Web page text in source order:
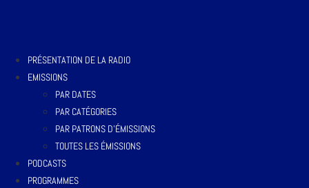
PRÉSENTATION DE LA RADIO
EMISSIONS
PAR DATES
PAR CATÉGORIES
PAR PATRONS D’ÉMISSIONS
TOUTES LES ÉMISSIONS
PODCASTS
PROGRAMMES